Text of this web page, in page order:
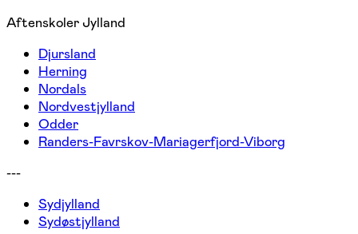
Aftenskoler Jylland
Djursland
Herning
Nordals
Nordvestjylland
Odder
Randers-Favrskov-Mariagerfjord-Viborg
---
Sydjylland
Sydøstjylland